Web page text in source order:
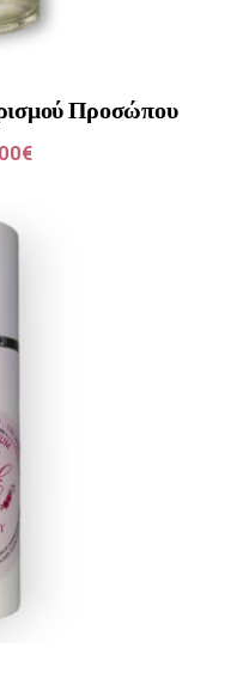
Προσώπου
€